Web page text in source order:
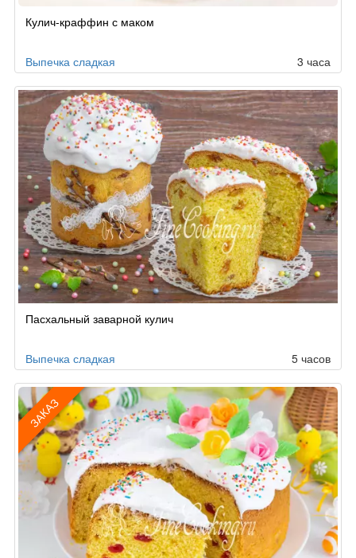
поКулич-краффин с маком
Выпечка сладкая 3 часа
Пасхальный заварной кулич
Выпечка сладкая 5 часов
ЗАКАЗ